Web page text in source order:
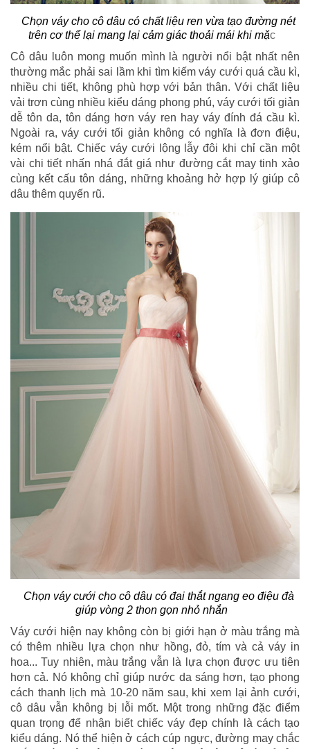
Chọn váy cho cô dâu có chất liệu ren vừa tạo đường nét
trên cơ thể lại mang lại cảm giác thoải mái khi mặc
Cô dâu luôn mong muốn mình là người nổi bật nhất nên
thường mắc phải sai lầm khi tìm kiếm váy cưới quá cầu kì,
nhiều chi tiết, không phù hợp với bản thân. Với chất liệu
vải trơn cùng nhiều kiểu dáng phong phú, váy cưới tối giản
dễ tôn da, tôn dáng hơn váy ren hay váy đính đá cầu kì.
Ngoài ra, váy cưới tối giản không có nghĩa là đơn điệu,
kém nổi bật. Chiếc váy cưới lộng lẫy đôi khi chỉ cần một
vài chi tiết nhấn nhá đắt giá như đường cắt may tinh xảo
cùng kết cấu tôn dáng, những khoảng hở hợp lý giúp cô
dâu thêm quyến rũ.
Chọn váy cưới cho cô dâu có đai thắt ngang eo điệu đà
giúp vòng 2 thon gọn nhỏ nhắn
Váy cưới hiện nay không còn bị giới hạn ở màu trắng mà
có thêm nhiều lựa chọn như hồng, đỏ, tím và cả váy in
hoa... Tuy nhiên, màu trắng vẫn là lựa chọn được ưu tiên
hơn cả. Nó không chỉ giúp nước da sáng hơn, tạo phong
cách thanh lịch mà 10-20 năm sau, khi xem lại ảnh cưới,
cô dâu vẫn không bị lỗi mốt. Một trong những đặc điểm
quan trọng để nhận biết chiếc váy đẹp chính là cách tạo
kiểu dáng. Nó thể hiện ở cách cúp ngực, đường may chắc